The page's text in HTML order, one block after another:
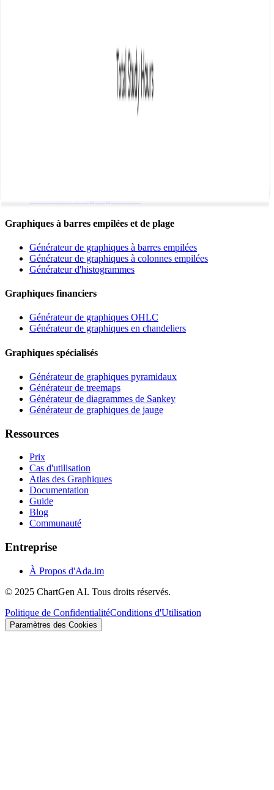
Générateur de nuages de points
Générateur de cartes thermiques
Générateur de graphiques combinés
Générateur de graphiques en cascade
Graphiques à barres empilées et de plage
Générateur de graphiques à barres empilées
Générateur de graphiques à colonnes empilées
Générateur d'histogrammes
Graphiques financiers
Générateur de graphiques OHLC
Générateur de graphiques en chandeliers
Graphiques spécialisés
Générateur de graphiques pyramidaux
Générateur de treemaps
Générateur de diagrammes de Sankey
Générateur de graphiques de jauge
Ressources
Prix
Cas d'utilisation
Atlas des Graphiques
Documentation
Guide
Blog
Communauté
Entreprise
À Propos d'Ada.im
© 2025 ChartGen AI. Tous droits réservés.
Politique de ConfidentialitéConditions d'Utilisation
Paramètres des Cookies